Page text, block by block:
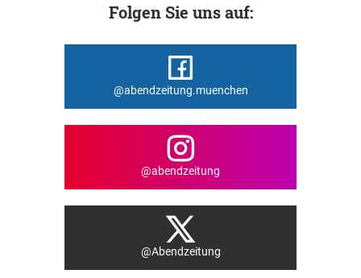
Folgen Sie uns auf:
@abendzeitung.muenchen
@abendzeitung
@Abendzeitung